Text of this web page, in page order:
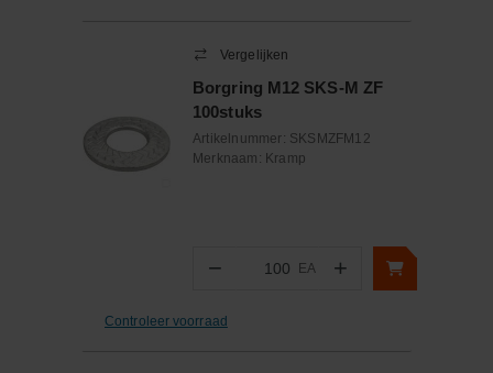
Vergelijken
Borgring M12 SKS-M ZF
100stuks
Artikelnummer: SKSMZFM12
Merknaam: Kramp
− Aantal
EA +
Controleer voorraad